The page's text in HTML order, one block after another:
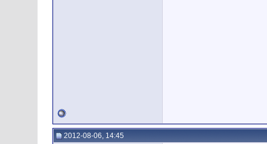
2012-08-06, 14:45